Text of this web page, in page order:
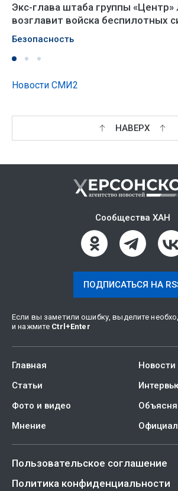
Экс-глава штаба группы
возглавит войска беспилотных
Безопасность
Новости СМИ2
НАВЕРХ
Сообщества ХАН
ПОДПИСАТЬСЯ НА
Если вы заметили ошибку, выделите
и нажмите Ctrl +Enter
Главная
Новости
Статьи
Фото и видео
Мнение
Пользовательское соглашение
Политика конфиденциальности